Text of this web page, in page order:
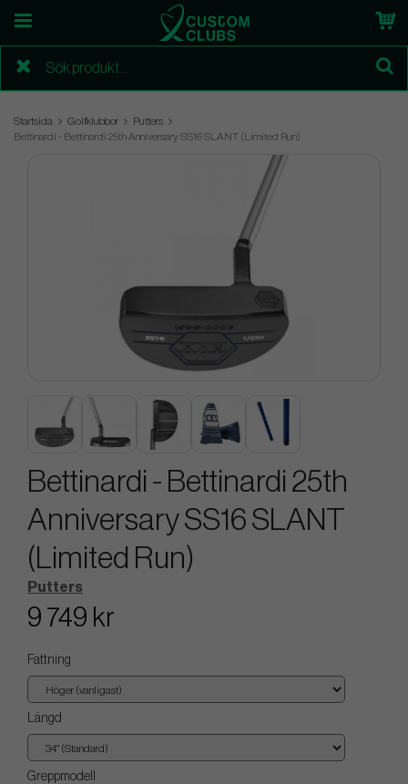
Startsida Golfklubbor
Putters
Bettinardi - Bettinardi 25th Anniversary SS16 SLANT (Limited Run)
Bettinardi - Bettinardi 25th
Anniversary SS16 SLANT
(Limited Run)
Putters
9 749 kr
Fattning
Längd
Greppmodell